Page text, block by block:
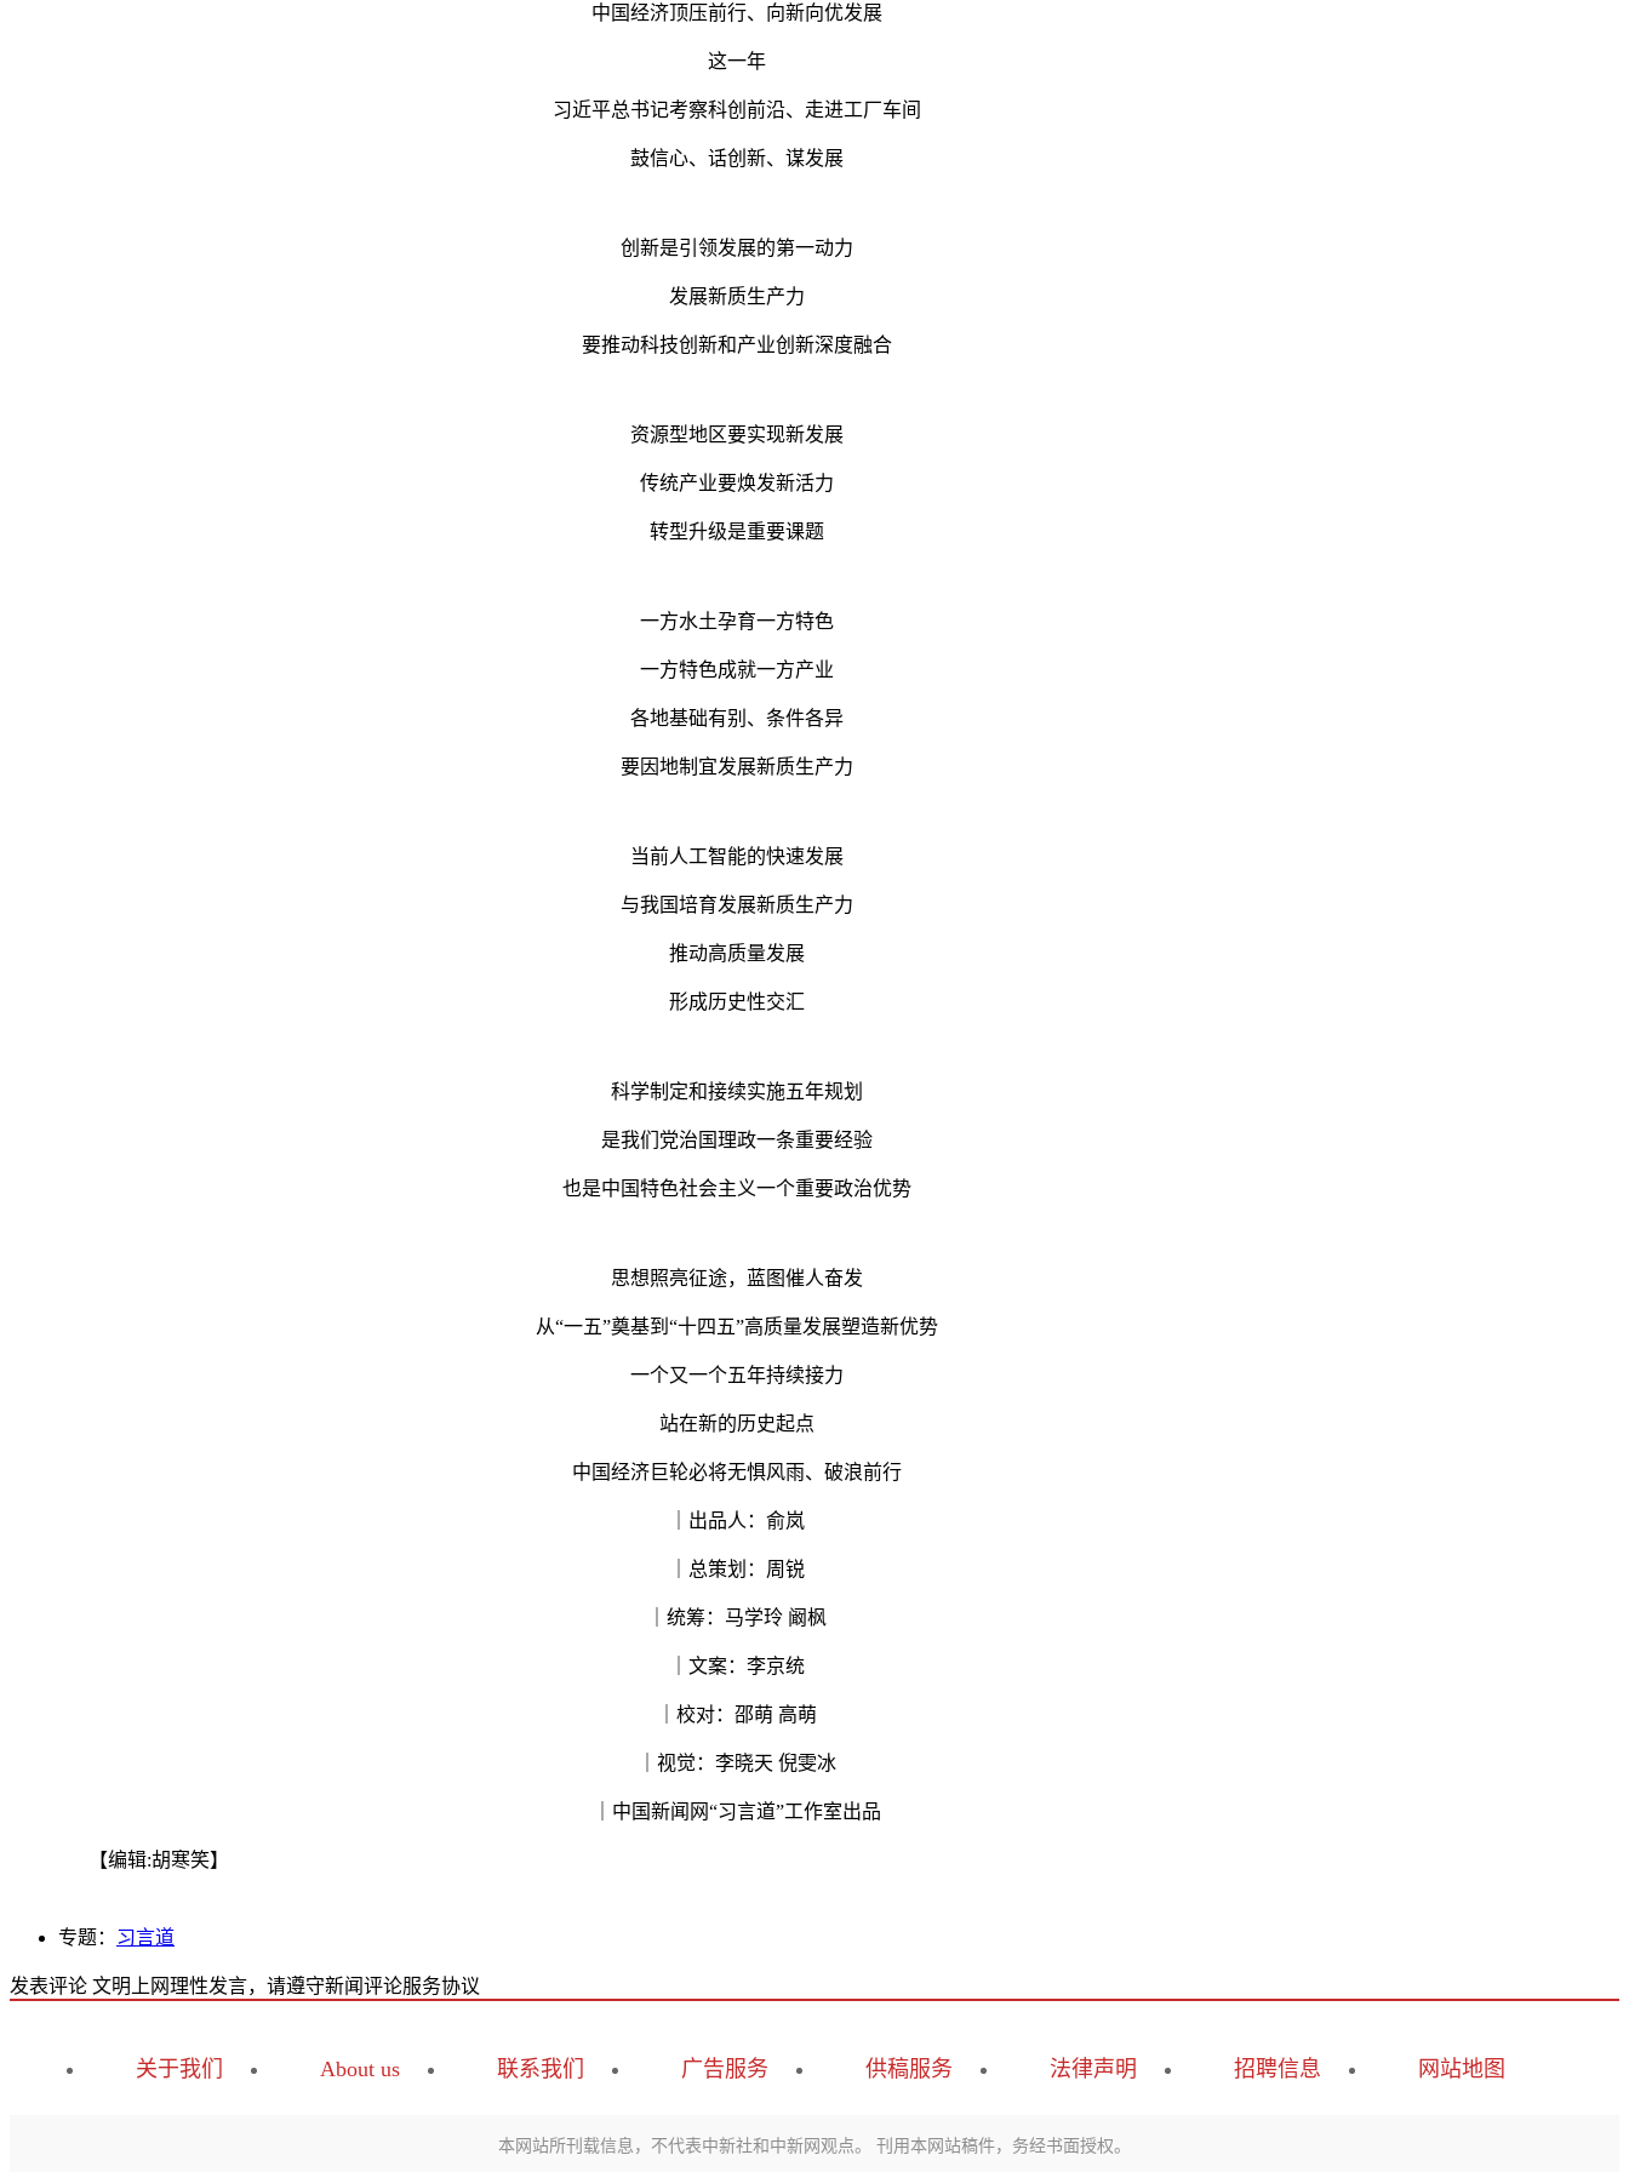
中国经济顶压前行、向新向优发展
这一年
习近平总书记考察科创前沿、走进工厂车间
鼓信心、话创新、谋发展
创新是引领发展的第一动力
发展新质生产力
要推动科技创新和产业创新深度融合
资源型地区要实现新发展
传统产业要焕发新活力
转型升级是重要课题
一方水土孕育一方特色
一方特色成就一方产业
各地基础有别、条件各异
要因地制宜发展新质生产力
当前人工智能的快速发展
与我国培育发展新质生产力
推动高质量发展
形成历史性交汇
科学制定和接续实施五年规划
是我们党治国理政一条重要经验
也是中国特色社会主义一个重要政治优势
思想照亮征途，蓝图催人奋发
从“一五”奠基到“十四五”高质量发展塑造新优势
一个又一个五年持续接力
站在新的历史起点
中国经济巨轮必将无惧风雨、破浪前行
｜出品人：俞岚
｜总策划：周锐
｜统筹：马学玲 阚枫
｜文案：李京统
｜校对：邵萌 高萌
｜视觉：李晓天 倪雯冰
｜中国新闻网“习言道”工作室出品
【编辑:胡寒笑】
专题： 习言道
发表评论 文明上网理性发言，请遵守新闻评论服务协议
关于我们 About us 联系我们 广告服务 供稿服务 法律声明 招聘信息 网站地图
本网站所刊载信息，不代表中新社和中新网观点。 刊用本网站稿件，务经书面授权。